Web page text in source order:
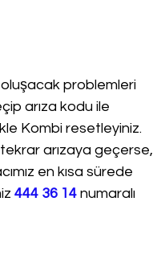
oluşacak problemleri
arıza kodu ile
Kombi resetleyiniz.
arızaya geçerse,
en kısa sürede
444 36 14 numaralı